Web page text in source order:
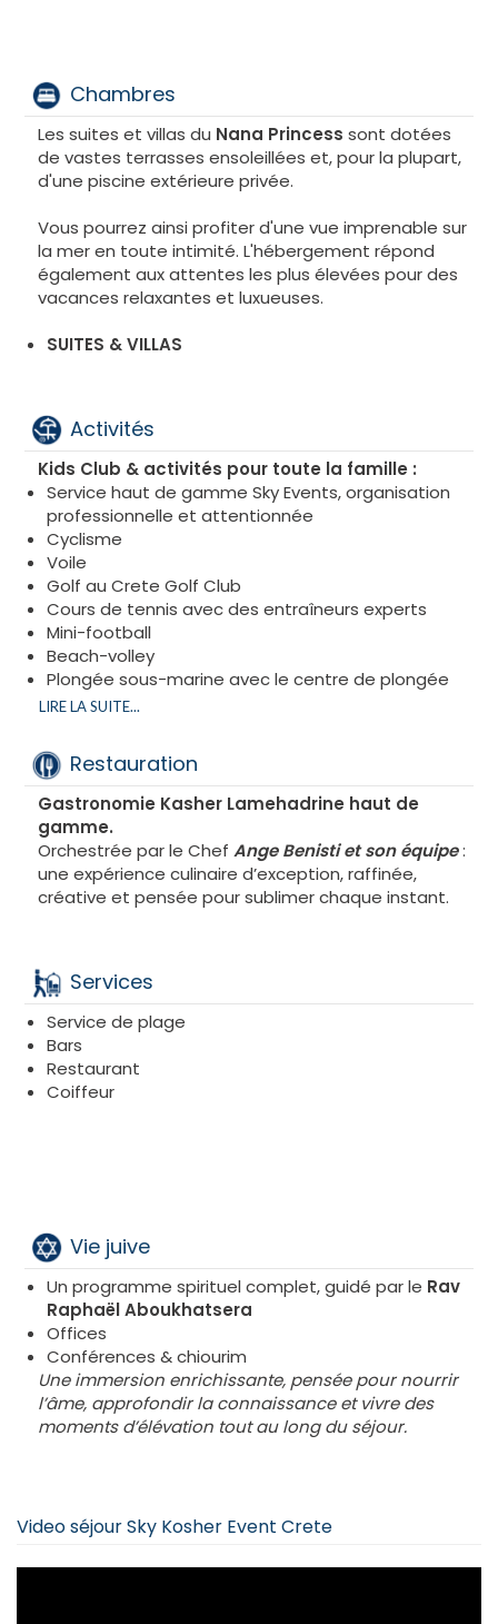
Chambres
Les suites et villas du Nana Princess sont dotées
de vastes terrasses ensoleillées et, pour la plupart,
d'une piscine extérieure privée.
Vous pourrez ainsi profiter d'une vue imprenable sur
la mer en toute intimité. L'hébergement répond
également aux attentes les plus élevées pour des
vacances relaxantes et luxueuses.
SUITES & VILLAS
Activités
Kids Club & activités pour toute la famille :
Service haut de gamme Sky Events, organisation
professionnelle et attentionnée
Cyclisme
Voile
Golf au Crete Golf Club
Cours de tennis avec des entraîneurs experts
Mini-football
Beach-volley
Plongée sous-marine avec le centre de plongée
Scubakreta
Fitness
Équitation
Croisières en voilier
VTT/Location de vélos
Excursions touristiques avec guides professionnels
Randonnées pédestres
Et pour les enfants :
Toboggans impressionnants
Sensations fortes garanties
LIRE LA SUITE...
Restauration
Gastronomie Kasher Lamehadrine haut de
gamme.
Orchestrée par le Chef Ange Benisti et son équipe:
une expérience culinaire d’exception, raffinée,
créative et pensée pour sublimer chaque instant.
Services
Service de plage
Bars
Restaurant
Coiffeur
Vie juive
Un programme spirituel complet, guidé par le Rav
Raphaël Aboukhatsera
Offices
Conférences & chiourim
Une immersion enrichissante, pensée pour nourrir
l’âme, approfondir la connaissance et vivre des
moments d’élévation tout au long du séjour.
Video séjour Sky Kosher Event Crete